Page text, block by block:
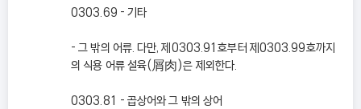
0303.69 - 기타
- 그 밖의 어류. 다만, 제0303.91호부터 제0303.99호까지
의 식용 어류 설육(屑肉)은 제외한다.
0303.81 - 곱상어와 그 밖의 상어